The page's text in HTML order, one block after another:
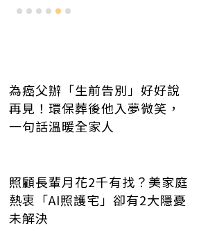
為癌父辦「生前告別」好好說
再見！環保葬後他入夢微笑，
一句話溫暖全家人
照顧長輩月花2千有找？美家庭
熱衷「AI照護宅」卻有2大隱憂
未解決